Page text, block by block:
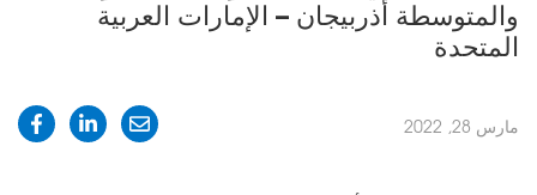
والمتوسطة أذربيجان – الإمارات العربية
المتحدة
مارس 28, 2022